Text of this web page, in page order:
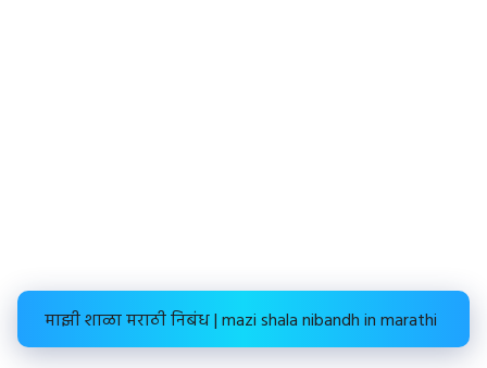
माझी शाळा मराठी निबंध | mazi shala nibandh in marathi